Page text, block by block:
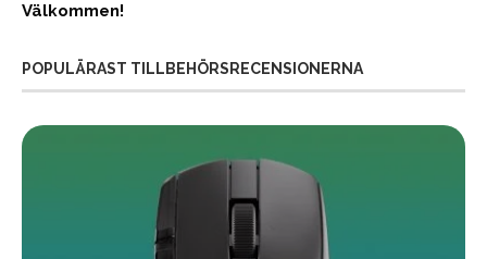
Välkommen!
POPULÄRAST TILLBEHÖRSRECENSIONERNA